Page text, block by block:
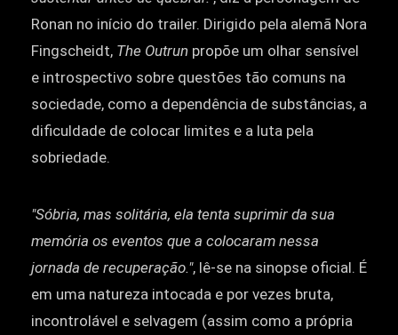
Ronan no início do trailer. Dirigido pela alemã Nora
Fingscheidt, The Outrun propõe um olhar sensível
e introspectivo sobre questões tão comuns na
sociedade, como a dependência de substâncias, a
dificuldade de colocar limites e a luta pela
sobriedade.
"Sóbria, mas solitária, ela tenta suprimir da sua
memória os eventos que a colocaram nessa
jornada de recuperação.", lê-se na sinopse oficial. É
em uma natureza intocada e por vezes bruta,
incontrolável e selvagem (assim como a própria